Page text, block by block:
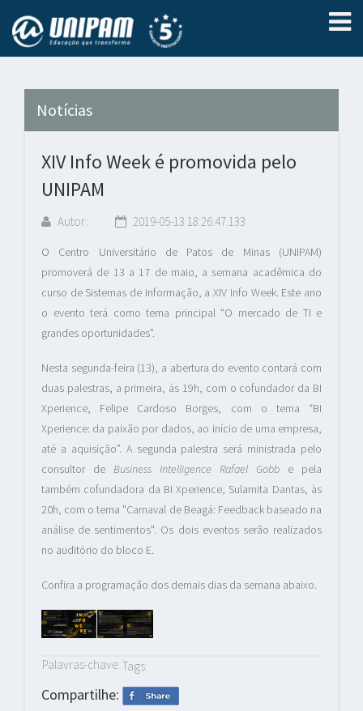
Notícias
XIV Info Week é promovida pelo
UNIPAM
Autor: 2019-05-13 18:26:47.133
O Centro Universitário de Patos de Minas (UNIPAM)
promoverá de 13 a 17 de maio, a semana acadêmica do
curso de Sistemas de Informação, a XIV Info Week. Este ano
o evento terá como tema principal “O mercado de TI e
grandes oportunidades”.
Nesta segunda-feira (13), a abertura do evento contará com
duas palestras, a primeira, às 19h, com o cofundador da BI
Xperience, Felipe Cardoso Borges, com o tema “BI
Xperience: da paixão por dados, ao início de uma empresa,
até a aquisição”. A segunda palestra será ministrada pelo
consultor de Business Intelligence Rafael Gobb e pela
também cofundadora da BI Xperience, Sulamita Dantas, às
20h, com o tema "Carnaval de Beagá: Feedback baseado na
análise de sentimentos". Os dois eventos serão realizados
no auditório do bloco E.
Confira a programação dos demais dias da semana abaixo.
Palavras-chave: Tags:
Compartilhe: